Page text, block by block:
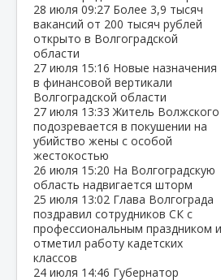
28 июля 09:27 Более 3,9 тысяч
вакансий от 200 тысяч рублей
открыто в Волгоградской
области
27 июля 15:16 Новые назначения
в финансовой вертикали
Волгоградской области
27 июля 13:33Житель Волжского
подозревается в покушении на
убийство жены с особой
жестокостью
26 июля 15:20 На Волгоградскую
область надвигается шторм
25 июля 13:02 Глава Волгограда
поздравил сотрудников СК с
профессиональным праздником и
отметил работу кадетских
классов
24 июля 14:46 Губернатор